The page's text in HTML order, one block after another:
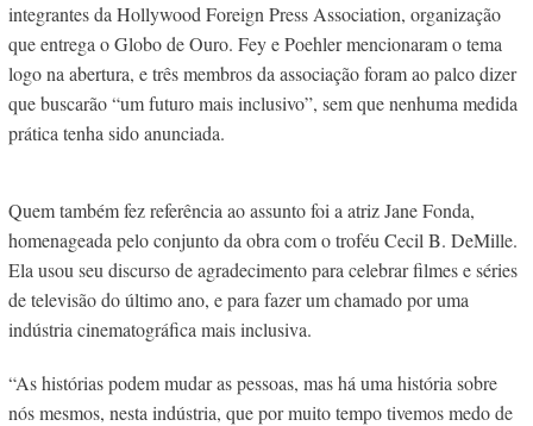
integrantes da Hollywood Foreign Press Association, organização
que entrega o Globo de Ouro. Fey e Poehler mencionaram o tema
logo na abertura, e três membros da associação foram ao palco dizer
que buscarão “um futuro mais inclusivo”, sem que nenhuma medida
prática tenha sido anunciada.
Quem também fez referência ao assunto foi a atriz Jane Fonda,
homenageada pelo conjunto da obra com o troféu Cecil B. DeMille.
Ela usou seu discurso de agradecimento para celebrar filmes e séries
de televisão do último ano, e para fazer um chamado por uma
indústria cinematográfica mais inclusiva.
“As histórias podem mudar as pessoas, mas há uma história sobre
nós mesmos, nesta indústria, que por muito tempo tivemos medo de